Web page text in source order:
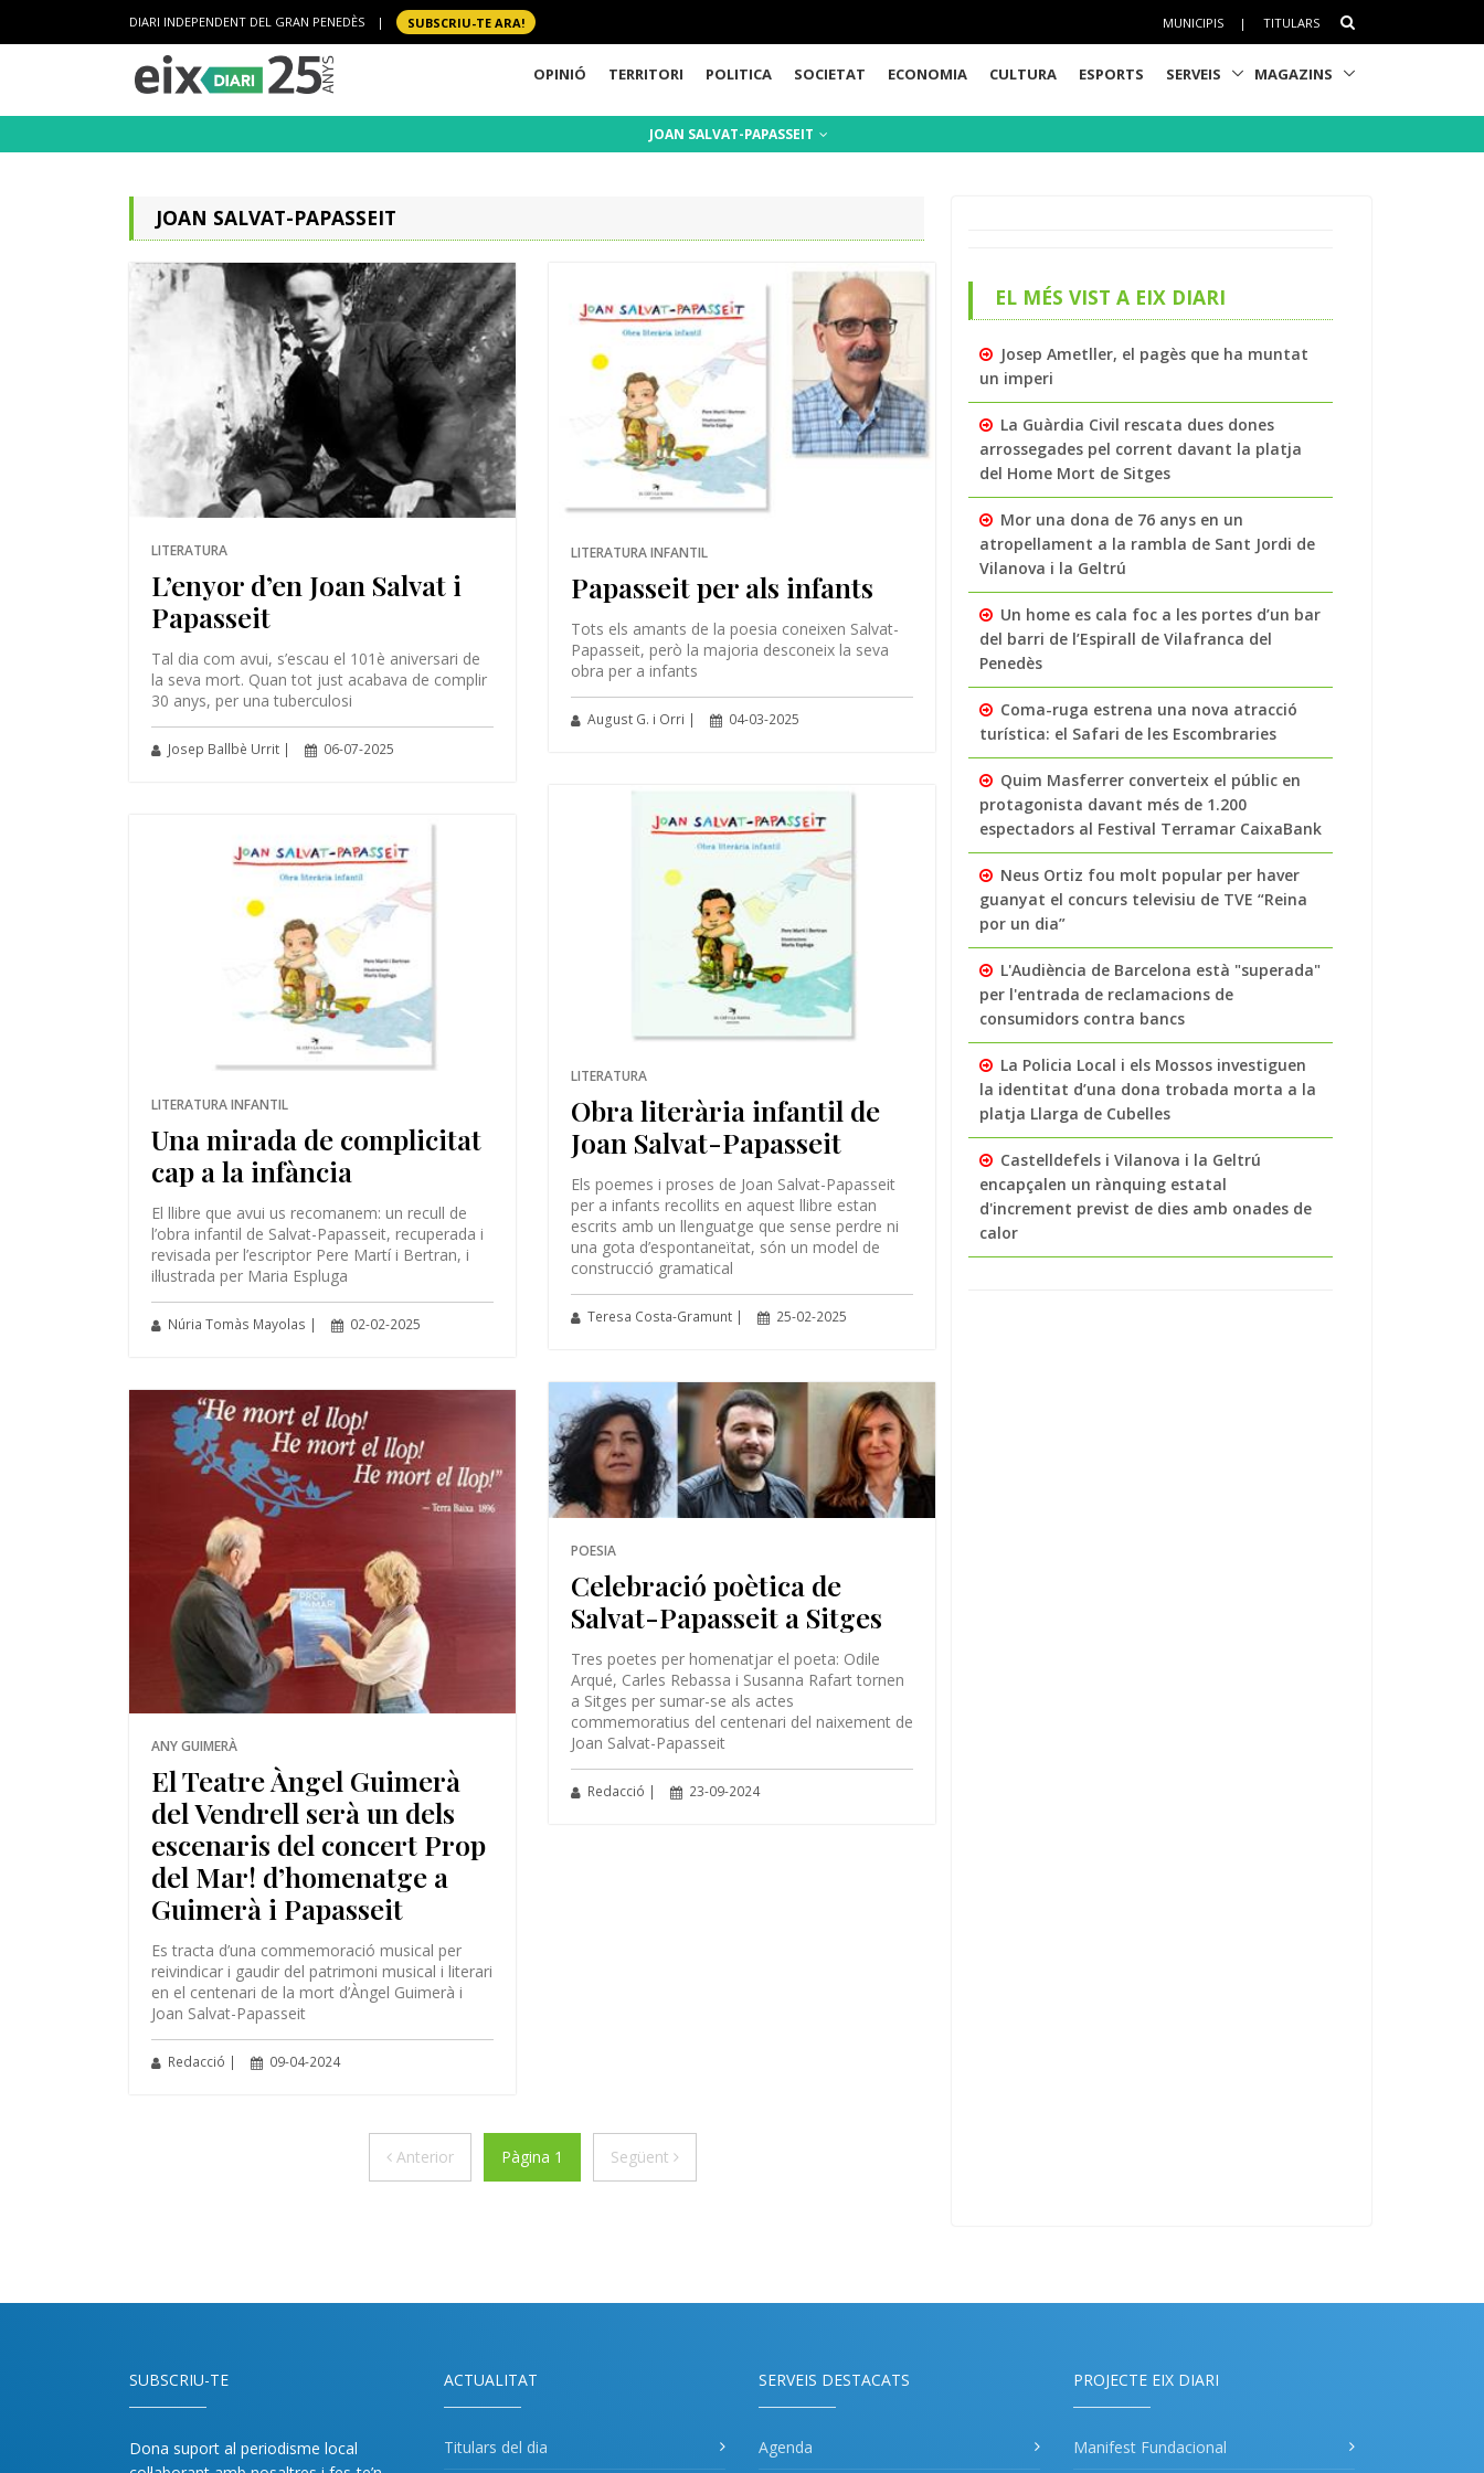
DIARI INDEPENDENT DEL GRAN PENEDÈS | SUBSCRIU-TE ARA! MUNICIPIS | TITULARS
OPINIÓ TERRITORI POLITICA SOCIETAT ECONOMIA CULTURA ESPORTS SERVEIS MAGAZINS
JOAN SALVAT-PAPASSEIT
JOAN SALVAT-PAPASSEIT
LITERATURA
L’enyor d’en Joan Salvat i
Papasseit
Tal dia com avui, s’escau el 101è aniversari de
la seva mort. Quan tot just acabava de complir
30 anys, per una tuberculosi
Josep Ballbè Urrit | 06-07-2025
LITERATURA INFANTIL
Papasseit per als infants
Tots els amants de la poesia coneixen Salvat-
Papasseit, però la majoria desconeix la seva
obra per a infants
August G. i Orri | 04-03-2025
LITERATURA
Obra literària infantil de
Joan Salvat-Papasseit
Els poemes i proses de Joan Salvat-Papasseit
per a infants recollits en aquest llibre estan
escrits amb un llenguatge que sense perdre ni
una gota d’espontaneïtat, són un model de
construcció gramatical
Teresa Costa-Gramunt | 25-02-2025
LITERATURA INFANTIL
Una mirada de complicitat
cap a la infància
El llibre que avui us recomanem: un recull de
l’obra infantil de Salvat-Papasseit, recuperada i
revisada per l’escriptor Pere Martí i Bertran, i
il·lustrada per Maria Espluga
Núria Tomàs Mayolas | 02-02-2025
POESIA
Celebració poètica de
Salvat-Papasseit a Sitges
Tres poetes per homenatjar el poeta: Odile
Arqué, Carles Rebassa i Susanna Rafart tornen
a Sitges per sumar-se als actes
commemoratius del centenari del naixement de
Joan Salvat-Papasseit
Redacció | 23-09-2024
ANY GUIMERÀ
El Teatre Àngel Guimerà
del Vendrell serà un dels
escenaris del concert Prop
del Mar! d’homenatge a
Guimerà i Papasseit
Es tracta d’una commemoració musical per
reivindicar i gaudir del patrimoni musical i literari
en el centenari de la mort d’Àngel Guimerà i
Joan Salvat-Papasseit
Redacció | 09-04-2024
AnteriorAnteriorPàgina 1 Següent Següent
EL MÉS VIST A EIX DIARI
Josep Ametller, el pagès que ha muntat
un imperi
La Guàrdia Civil rescata dues dones
arrossegades pel corrent davant la platja
del Home Mort de Sitges
Mor una dona de 76 anys en un
atropellament a la rambla de Sant Jordi de
Vilanova i la Geltrú
Un home es cala foc a les portes d’un bar
del barri de l’Espirall de Vilafranca del
Penedès
Coma-ruga estrena una nova atracció
turística: el Safari de les Escombraries
Quim Masferrer converteix el públic en
protagonista davant més de 1.200
espectadors al Festival Terramar CaixaBank
Neus Ortiz fou molt popular per haver
guanyat el concurs televisiu de TVE “Reina
por un dia”
L'Audiència de Barcelona està "superada"
per l'entrada de reclamacions de
consumidors contra bancs
La Policia Local i els Mossos investiguen
la identitat d’una dona trobada morta a la
platja Llarga de Cubelles
Castelldefels i Vilanova i la Geltrú
encapçalen un rànquing estatal
d'increment previst de dies amb onades de
calor
SUBSCRIU-TE
Dona suport al periodisme local
ACTUALITAT
Titulars del dia
SERVEIS DESTACATS
Agenda
PROJECTE EIX DIARI
Manifest Fundacional